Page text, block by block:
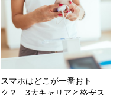
スマホはどこが一番おト
ク？ 3大キャリアと格安ス